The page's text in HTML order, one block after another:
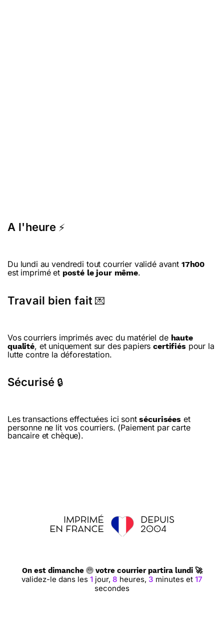
A l'heure ⚡
Du lundi au vendredi tout courrier validé avant 17h00
est imprimé et posté le jour même.
Travail bien fait 💌
Vos courriers imprimés avec du matériel de haute
qualité, et uniquement sur des papierscertifiés pour la
lutte contre la déforestation.
Sécurisé 🔒
Les transactions effectuées ici sontsécurisées et
personne ne lit vos courriers. (Paiement par carte
bancaire et chèque).
On est dimanche votre courrier partira lundi 🚀
validez-le dans les 1jour, 8 heures, 3 minutes et 16
secondes